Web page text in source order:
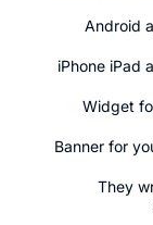
Android
iPhone iPad
Widget
Banner for
They